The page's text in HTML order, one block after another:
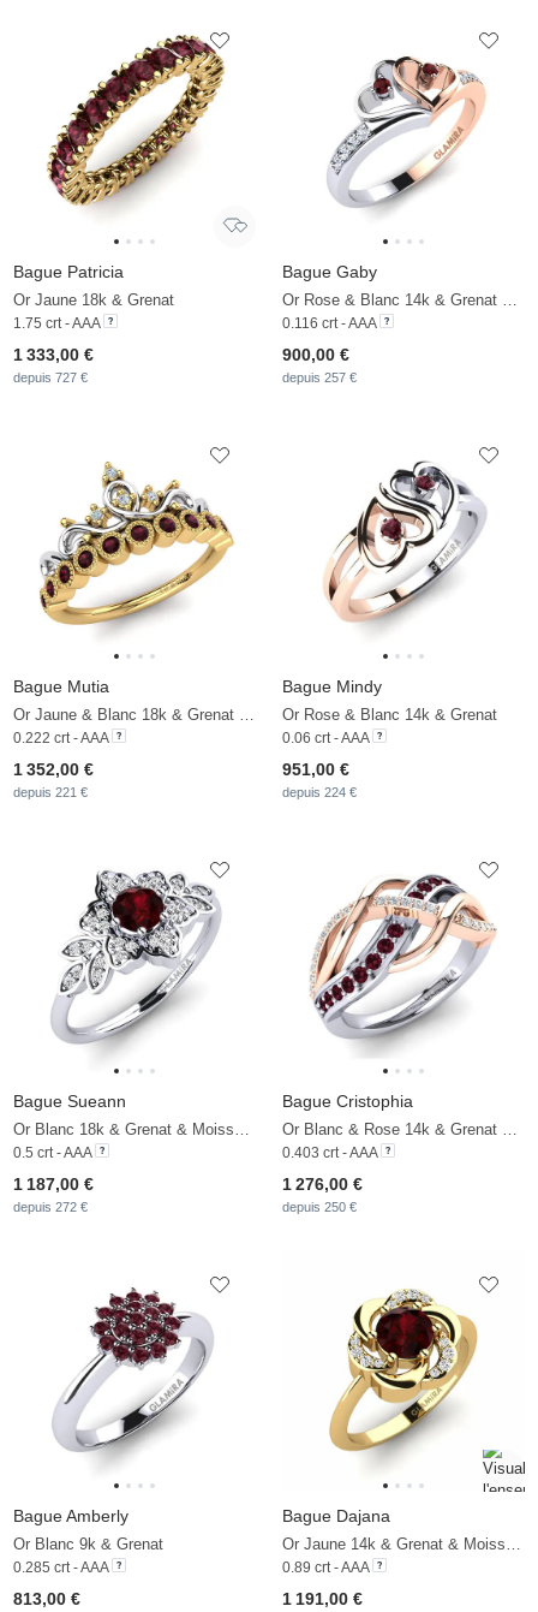
Bague Patricia
Or Jaune 18k & Grenat
1.75 crt - AAA
1 333,00 €
depuis 727 €
Bague Gaby
0.116 crt - AAA
900,00 €
depuis 257 €
Bague Mutia
0.222 crt - AAA
1 352,00 €
depuis 221 €
Bague Mindy
Or Rose & Blanc 14k & Grenat
0.06 crt - AAA
951,00 €
depuis 224 €
Bague Sueann
0.5 crt - AAA
1 187,00 €
depuis 272 €
Bague Cristophia
0.403 crt - AAA
1 276,00 €
depuis 250 €
Bague Amberly
Or Blanc 9k & Grenat
0.285 crt - AAA
813,00 €
Bague Dajana
0.89 crt - AAA
1 191,00 €